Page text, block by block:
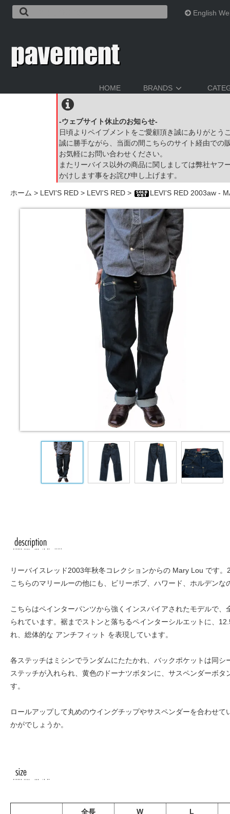
English
HOME BRANDS
-ウェブサイト休止のお知らせ-
日頃よりペイブメントをご愛顧頂き誠にありがとう
誠に勝手ながら、当面の間こちらのサイト経由での
お気軽にお問い合わせください。
またリーバイス以外の商品に関しましては弊社ヤ
かけします事をお詫び申し上げます。
ホーム > LEVI'S RED> LEVI'S RED> LEVI'S RED 2003aw -
リーバイスレッド2003年秋冬コレクションからの Mary Lou です
こちらのマリールーの他にも、ビリーボブ、ハワード、ホルデン
こちらはペインターパンツから強くインスパイアされたモデルで
られています。裾までストンと落ちるペインターシルエットに、
れ、総体的な アンチフィット を表現しています。
各ステッチはミシンでランダムにたたかれ、バックポケットは同
ステッチが入れられ、黄色のドーナツボタンに、サスペンダーボ
す。
ロールアップして丸めのウイングチップやサスペンダーを合わせ
かがでしょうか。
全長 W L